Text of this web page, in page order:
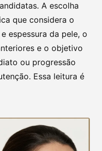
A escolha
que considera o
espessura da pele, o
e o objetivo
ou progressão
Essa leitura é